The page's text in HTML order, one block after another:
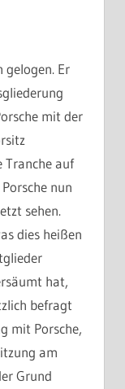
gelogen. Er
mit der
Tranche auf
nun
sehen.
dies heißen
hat,
befragt
mit Porsche,
am
Grund